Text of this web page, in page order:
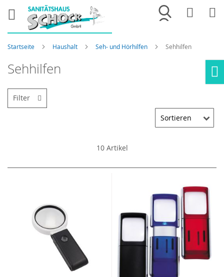
Merkliste
Startseite Haushalt Seh- und Hörhilfen Sehhilfen
Sehhilfen
10Artikel
Filter